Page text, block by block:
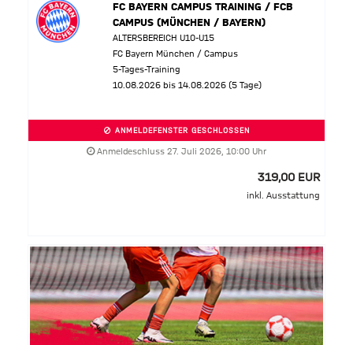
FC BAYERN CAMPUS TRAINING / FCB
CAMPUS (MÜNCHEN / BAYERN)
ALTERSBEREICH U10-U15
FC Bayern München / Campus
5-Tages-Training
10.08.2026 bis 14.08.2026 (5 Tage)
ANMELDEFENSTER GESCHLOSSEN
Anmeldeschluss 27. Juli 2026, 10:00 Uhr
319,00 EUR
inkl. Ausstattung